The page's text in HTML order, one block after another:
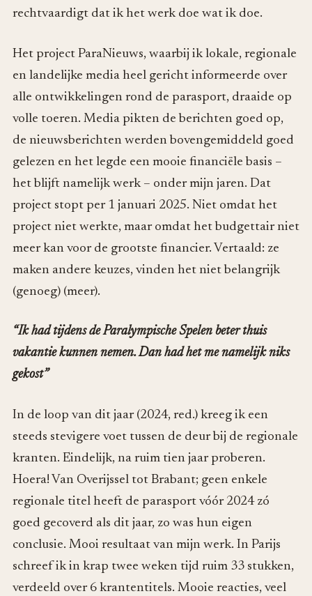
rechtvaardigt dat ik het werk doe wat ik doe.
Het project ParaNieuws, waarbij ik lokale, regionale
en landelijke media heel gericht informeerde over
alle ontwikkelingen rond de parasport, draaide op
volle toeren. Media pikten de berichten goed op,
de nieuwsberichten werden bovengemiddeld goed
gelezen en het legde een mooie financiële basis –
het blijft namelijk werk – onder mijn jaren. Dat
project stopt per 1 januari 2025. Niet omdat het
project niet werkte, maar omdat het budgettair niet
meer kan voor de grootste financier. Vertaald: ze
maken andere keuzes, vinden het niet belangrijk
(genoeg) (meer).
“Ik had tijdens de Paralympische Spelen beter thuis
vakantie kunnen nemen. Dan had het me namelijk niks
gekost”
In de loop van dit jaar (2024, red.) kreeg ik een
steeds stevigere voet tussen de deur bij de regionale
kranten. Eindelijk, na ruim tien jaar proberen.
Hoera! Van Overijssel tot Brabant; geen enkele
regionale titel heeft de parasport vóór 2024 zó
goed gecoverd als dit jaar, zo was hun eigen
conclusie. Mooi resultaat van mijn werk. In Parijs
schreef ik in krap twee weken tijd ruim 33 stukken,
verdeeld over 6 krantentitels. Mooie reacties, veel